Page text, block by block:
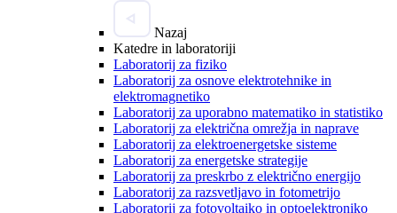
Nazaj
Katedre in laboratoriji
Laboratorij za fiziko
Laboratorij za osnove elektrotehnike in
elektromagnetiko
Laboratorij za uporabno matematiko in statistiko
Laboratorij za električna omrežja in naprave
Laboratorij za elektroenergetske sisteme
Laboratorij za energetske strategije
Laboratorij za preskrbo z električno energijo
Laboratorij za razsvetljavo in fotometrijo
Laboratorij za fotovoltaiko in optoelektroniko